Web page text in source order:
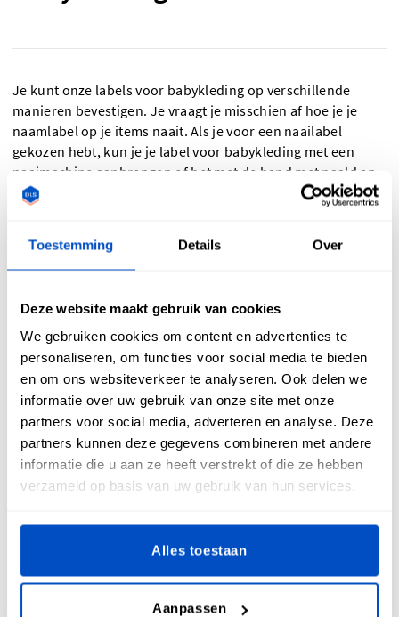
Toestemming Details Over
Deze website maakt gebruik van cookies
We gebruiken cookies om content en advertenties te
personaliseren, om functies voor social media te bieden
en om ons websiteverkeer te analyseren. Ook delen we
informatie over uw gebruik van onze site met onze
partners voor social media, adverteren en analyse. Deze
partners kunnen deze gegevens combineren met andere
informatie die u aan ze heeft verstrekt of die ze hebben
verzameld op basis van uw gebruik van hun services.
Alles toestaan
Aanpassen
Je kunt onze labels voor babykleding op verschillende
manieren bevestigen. Je vraagt je misschien af hoe je je
naamlabel op je items naait. Als je voor een naailabel
gekozen hebt, kun je je label voor babykleding met een
naaimachine aanbrengen of het met de hand met naald en
draad bevestigen. We raden je wel aan om bij het bestellen
je ook aan de slag gaan metstrijklabels
. Die labels kun je
eenvoudig en snel op elk item bevestigen. Haal je strijkijzer
labelop de gewenste plek.
Welk label voor babykleding
moet ik kiezen?
hangt af voor welk artikel je het gaat gebruiken. We raden
aan voor stukken die vaker gewassen